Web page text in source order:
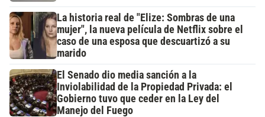
La historia real de "Elize: Sombras de una
mujer", la nueva película de Netflix sobre el
caso de una esposa que descuartizó a su
marido
El Senado dio media sanción a la
Inviolabilidad de la Propiedad Privada: el
Gobierno tuvo que ceder en la Ley del
Manejo del Fuego